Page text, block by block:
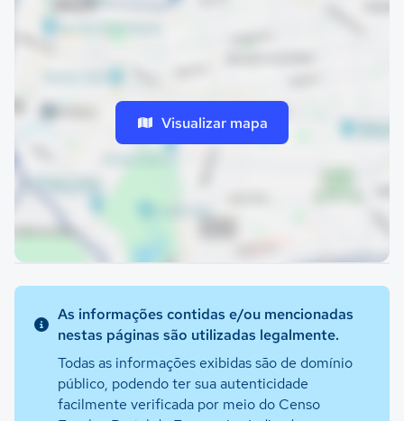
Visualizar mapa
As informações contidas e/ou mencionadas
nestas páginas são utilizadas legalmente.
Todas as informações exibidas são de domínio
público, podendo ter sua autenticidade
facilmente verificada por meio do Censo